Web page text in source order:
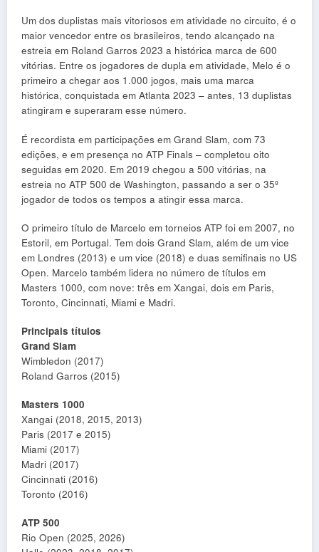
Um dos duplistas mais vitoriosos em atividade no circuito, é o
maior vencedor entre os brasileiros, tendo alcançado na
estreia em Roland Garros 2023 a histórica marca de 600
vitórias. Entre os jogadores de dupla em atividade, Melo é o
primeiro a chegar aos 1.000 jogos, mais uma marca
histórica, conquistada em Atlanta 2023 – antes, 13 duplistas
atingiram e superaram esse número.
É recordista em participações em Grand Slam, com 73
edições, e em presença no ATP Finals – completou oito
seguidas em 2020. Em 2019 chegou a 500 vitórias, na
estreia no ATP 500 de Washington, passando a ser o 35º
jogador de todos os tempos a atingir essa marca.
O primeiro título de Marcelo em torneios ATP foi em 2007, no
Estoril, em Portugal. Tem dois Grand Slam, além de um vice
em Londres (2013) e um vice (2018) e duas semifinais no US
Open. Marcelo também lidera no número de títulos em
Masters 1000, com nove: três em Xangai, dois em Paris,
Toronto, Cincinnati, Miami e Madri.
Principais títulos
Grand Slam
Wimbledon (2017)
Roland Garros (2015)
Masters 1000
Xangai (2018, 2015, 2013)
Paris (2017 e 2015)
Miami (2017)
Madri (2017)
Cincinnati (2016)
Toronto (2016)
ATP 500
Rio Open (2025, 2026)